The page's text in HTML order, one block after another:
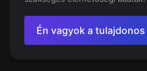
Én vagyok a tulajdonos